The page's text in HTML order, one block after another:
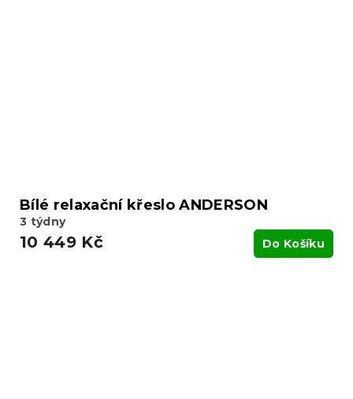
Bílé relaxační křeslo ANDERSON
3 týdny
10 449 Kč Do Košíku